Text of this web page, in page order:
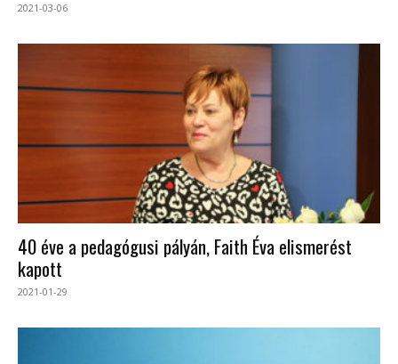
2021-03-06
40 éve a pedagógusi pályán, Faith Éva elismerést
kapott
2021-01-29